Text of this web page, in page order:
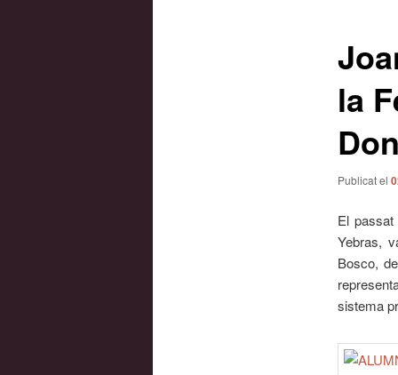
la
Publicat el
El
Yebras,
Bosco,
sistema